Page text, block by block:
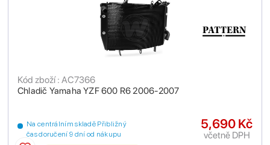
Chladič Yamaha YZF 600 R6 2006-2007
Kód zboží : AC7366
Na centrálním skladě Přibližný
čas doručení 9 dní od nákupu
5,690 Kč
včetně DPH